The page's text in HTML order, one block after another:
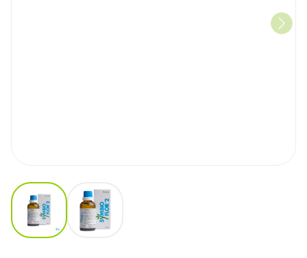
View larger imageView larger image